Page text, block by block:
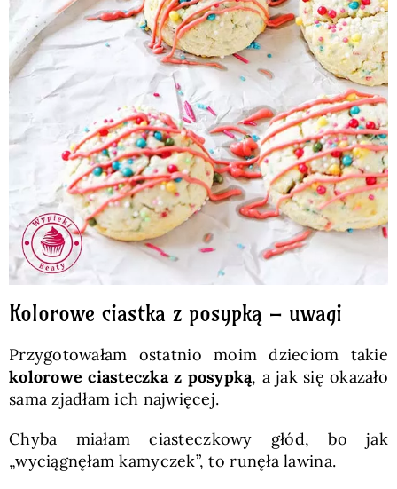
Kolorowe ciastka z posypką – uwagi
Przygotowałam ostatnio moim dzieciom takie
kolorowe ciasteczka z posypką, a jak się okazało
sama zjadłam ich najwięcej.
Chyba miałam ciasteczkowy głód, bo jak
„wyciągnęłam kamyczek”, to runęła lawina.